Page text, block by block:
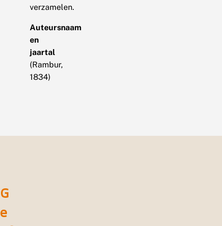
verzamelen.
Auteursnaam
en
jaartal
(Rambur,
1834)
G
e